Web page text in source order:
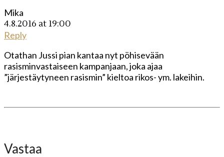
Mika
4.8.2016 at 19:00
Reply
Otathan Jussi pian kantaa nyt pöhisevään
rasisminvastaiseen kampanjaan, joka ajaa
”järjestäytyneen rasismin” kieltoa rikos- ym. lakeihin.
Vastaa